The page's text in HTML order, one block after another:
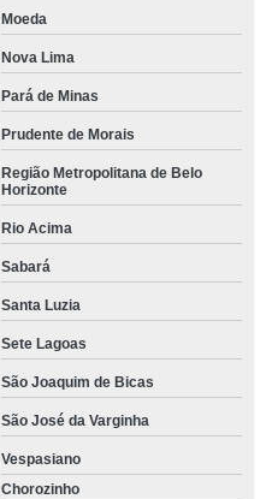
Moeda
Nova Lima
Pará de Minas
Prudente de Morais
Região Metropolitana de Belo
Horizonte
Rio Acima
Sabará
Santa Luzia
Sete Lagoas
São Joaquim de Bicas
São José da Varginha
Vespasiano
Chorozinho